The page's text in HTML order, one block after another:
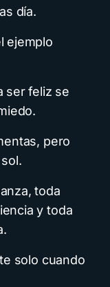
día.
ejemplo
ser feliz se
pero
toda
y toda
solo cuando